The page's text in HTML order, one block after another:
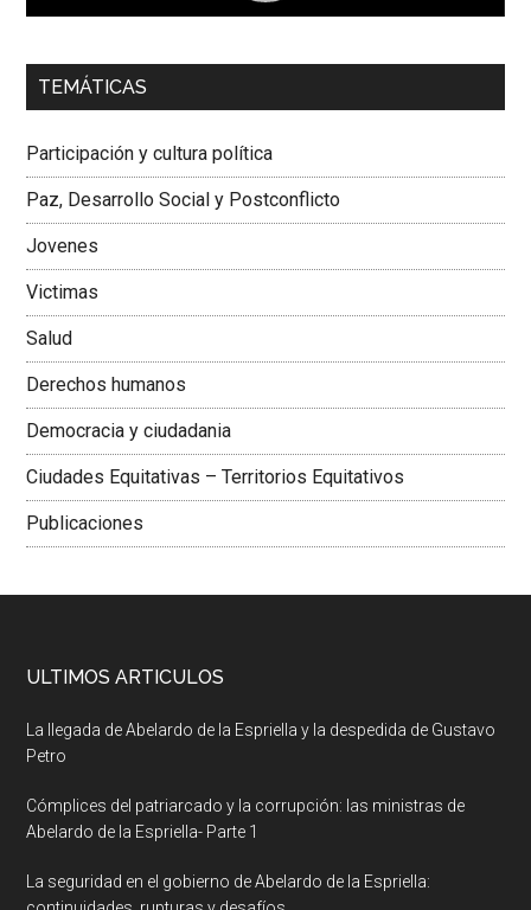
00:00 01:04
Dra. Carolina Corcho Mejía,Presidenta Corporación
Colombiana
TEMÁTICAS
Participación y cultura política
Paz, Desarrollo Social y Postconflicto
Jovenes
Victimas
Salud
Derechos humanos
Democracia y ciudadania
Ciudades Equitativas – Territorios Equitativos
Publicaciones
ULTIMOS ARTICULOS
La llegada de Abelardo de la Espriella y la despedida de Gustavo
Petro
Cómplices del patriarcado y la corrupción: las ministras de
Abelardo de la Espriella- Parte 1
La seguridad en el gobierno de Abelardo de la Espriella: